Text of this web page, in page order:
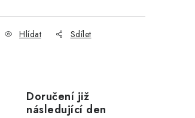
Hlídat Sdílet
Doručení již
následující den